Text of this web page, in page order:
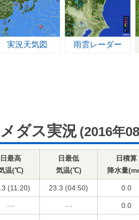
実況天気図 雨雲レーダー
ダス実況 (2016年
日最高
温(℃)
日最低
気温(℃)
日積算
降水量
(11:20) 23.3 (04:50) 0.0
--- --- 0.0